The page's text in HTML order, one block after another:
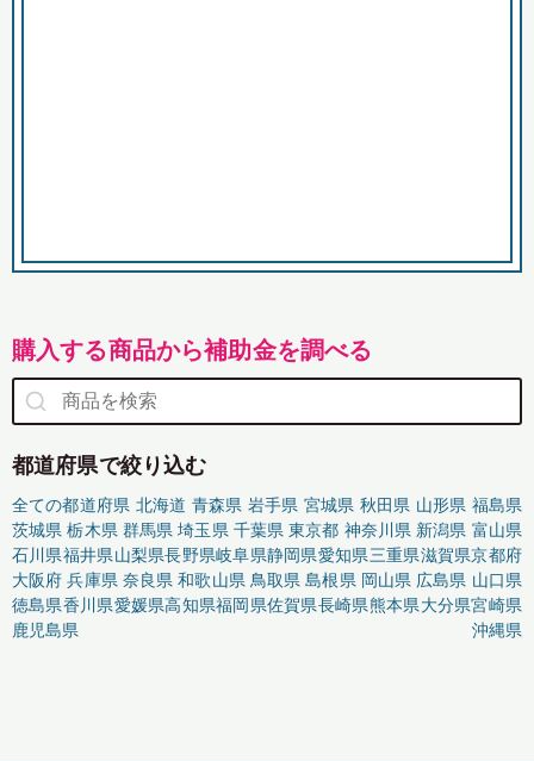
購入する商品から補助金を調べる
都道府県で絞り込む
全ての都道府県 北海道 青森県 岩手県 宮城県 秋田県 山形県 福島県
茨城県 栃木県 群馬県 埼玉県 千葉県 東京都 神奈川県 新潟県 富山県
石川県福井県山梨県長野県岐阜県静岡県愛知県三重県滋賀県京都府
大阪府 兵庫県 奈良県 和歌山県 鳥取県 島根県 岡山県 広島県 山口県
徳島県香川県愛媛県高知県福岡県佐賀県長崎県熊本県大分県宮崎県
鹿児島県
沖縄県